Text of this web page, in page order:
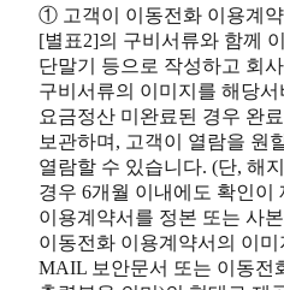
① 고객이 이동전화 이용계
[별표2]의 구비서류와 함께
단말기 등으로 작성하고 회
구비서류의 이미지를 해당
요금정산 미완료된 경우 완
보관하며, 고객이 열람을 원
열람할 수 있습니다. (단, 해
경우 6개월 이내에도 확인이
이용계약서를 정본 또는 사
이동전화 이용계약서의 이
MAIL 보안문서 또는 이동전